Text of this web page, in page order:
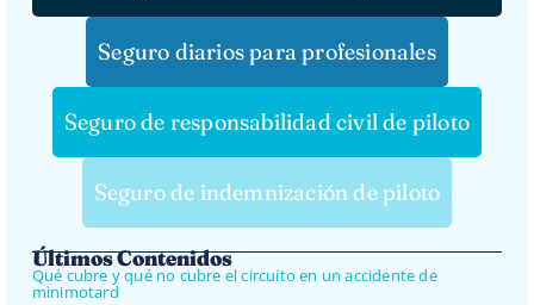
Seguro diarios para profesionales
Seguro de responsabilidad civil de piloto
Seguro de indemnización de piloto
Últimos Contenidos
Qué cubre y qué no cubre el circuito en un accidente de
minimotard